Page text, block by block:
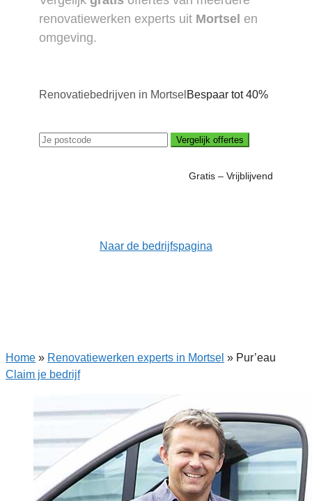
renovatiewerken experts uit Mortsel en
omgeving.
Renovatiebedrijven in Mortsel Bespaar tot 40%
Vergelijk offertes
Gratis – Vrijblijvend
Naar de bedrijfspagina
Home » Renovatiewerken experts in Mortsel » Pur’eau
Claim je bedrijf